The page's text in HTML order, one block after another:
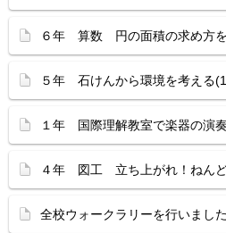
６年 算数 円の面積の求め方
５年 石けんから環境を考える
１年 国際理解教室で楽器の演
４年 図工 立ち上がれ！ねん
全校ウォークラリーを行いまし